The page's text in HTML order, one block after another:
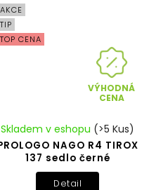
AKCE
TIP
TOP CENA
VÝHODNÁ
CENA
NAGO R4 TIROX
137 sedlo černé
Skladem v eshopu (>5 Kus)
Detail